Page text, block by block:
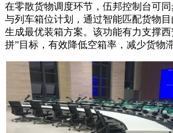
在零散货物调度环节，伍邦控制台可
与列车箱位计划，通过智能匹配货物
生成最优装箱方案。该功能有力支撑
拼”目标，有效降低空箱率，减少货物